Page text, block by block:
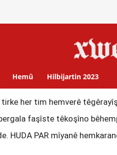
Hemû Hilbijartin 2023
her tim hemverê
faşîste têkoşîno
HUDA PAR mîyanê